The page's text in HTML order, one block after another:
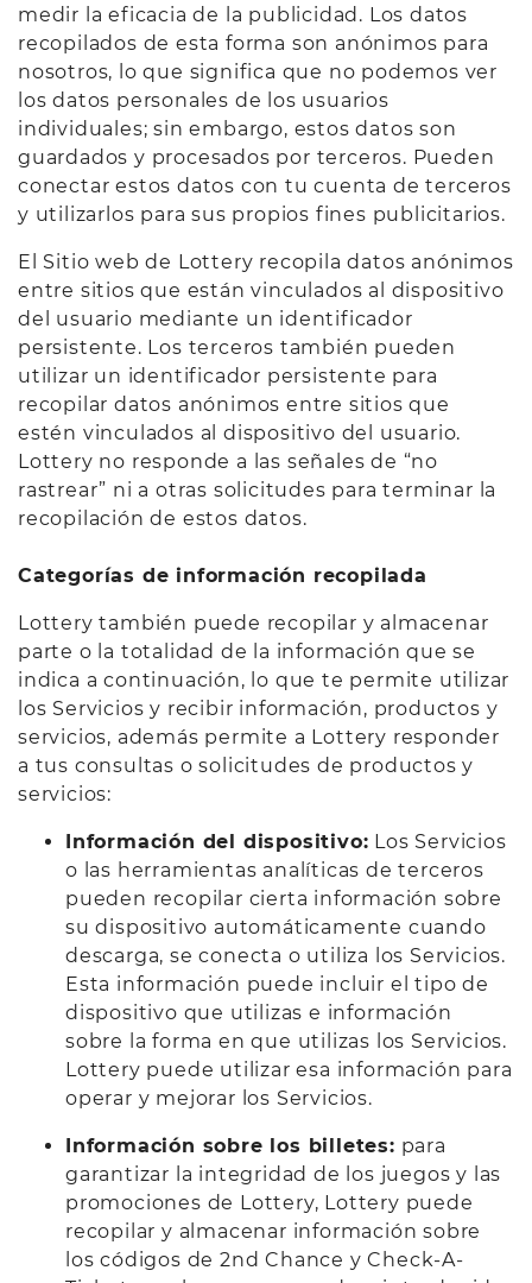
medir la eficacia de la publicidad. Los datos
recopilados de esta forma son anónimos para
nosotros, lo que significa que no podemos ver
los datos personales de los usuarios
individuales; sin embargo, estos datos son
guardados y procesados por terceros. Pueden
conectar estos datos con tu cuenta de terceros
y utilizarlos para sus propios fines publicitarios.
El Sitio web de Lottery recopila datos anónimos
entre sitios que están vinculados al dispositivo
del usuario mediante un identificador
persistente. Los terceros también pueden
utilizar un identificador persistente para
recopilar datos anónimos entre sitios que
estén vinculados al dispositivo del usuario.
Lottery no responde a las señales de “no
rastrear” ni a otras solicitudes para terminar la
recopilación de estos datos.
Categorías de información recopilada
Lottery también puede recopilar y almacenar
parte o la totalidad de la información que se
indica a continuación, lo que te permite utilizar
los Servicios y recibir información, productos y
servicios, además permite a Lottery responder
a tus consultas o solicitudes de productos y
servicios:
Información del dispositivo: Los Servicios
o las herramientas analíticas de terceros
pueden recopilar cierta información sobre
su dispositivo automáticamente cuando
descarga, se conecta o utiliza los Servicios.
Esta información puede incluir el tipo de
dispositivo que utilizas e información
sobre la forma en que utilizas los Servicios.
Lottery puede utilizar esa información para
operar y mejorar los Servicios.
Información sobre los billetes: para
garantizar la integridad de los juegos y las
promociones de Lottery, Lottery puede
recopilar y almacenar información sobre
los códigos de 2nd Chance y Check-A-